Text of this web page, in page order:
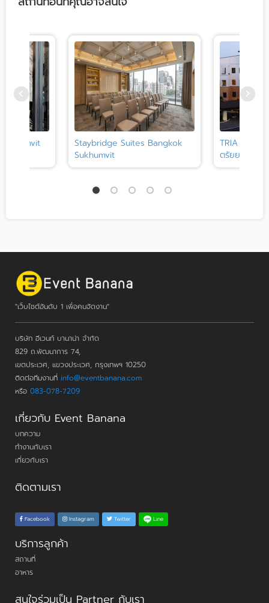
Staybridge Suites Bangkok
Sukhumvit
TRIA สถาบัน
ตรัยยา
"เว็บไซต์อันดับ 1 เพื่อคนจัดงาน"
บริษัท อีเวนท์ บานาน่า จำกัด
829 ถ.พัฒนาการ 74,
เขตประเวศ, แขวงประเวศ, กรุงเทพฯ 10250
ติดต่อทีมงานที่ info@eventbanana.com
หรือ 083-078-7209
เกี่ยวกับ Event Banana
บทความ
ทำงานกับเรา
เกี่ยวกับเรา
ติดตามเรา
Facebook Instagram Twitter Line
บริการลูกค้า
สถานที่
อาหาร
สนใจร่วมเป็น Partner กับเรา